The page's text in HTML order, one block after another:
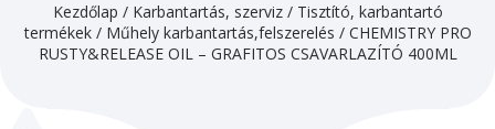
Kezdőlap / Karbantartás, szerviz/ Tisztító, karbantartó
termékek/ Műhely karbantartás,felszerelés / CHEMISTRY PRO
RUSTY&RELEASE OIL – GRAFITOS CSAVARLAZÍTÓ 400ML